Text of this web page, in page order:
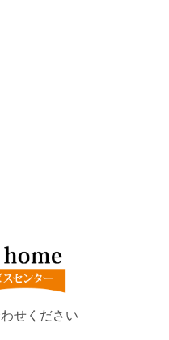
せください